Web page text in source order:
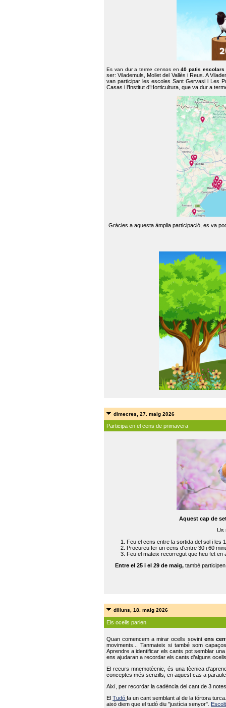
Es van dur a terme censos en40 patis escolars
ser: Vilademuls, Mollet del Vallès i Reus. A
van participar les escoles Sant Gervasi i Les
Casas i l’Institut d’Horticultura, que va dur a
Gràcies a aquesta àmplia participació, es va
dimecres, 27. maig 2026
Participa en el cens de primavera
Aquest cap de
Us
Feu el cens entre la sortida del sol i les
Procureu fer un cens d'entre 30 i 60
Feu el mateix recorregut que heu fet en
Entre el 25 i el 29 de maig, també
dilluns, 18. maig 2026
Els ocells parlen
Quan comencem a mirar ocells sovint ens
moviments... Tanmateix si també som
Aprendre a identificar els cants pot semblar
ens ajudaran a recordar els cants d’alguns
El recurs mnemotècnic, és una tècnica
conceptes més senzills, en aquest cas a
Així, per recordar la cadència del cant de 3
ElTudófa un cant semblant al de la tórtora
això diem que el tudó diu "justícia senyor".